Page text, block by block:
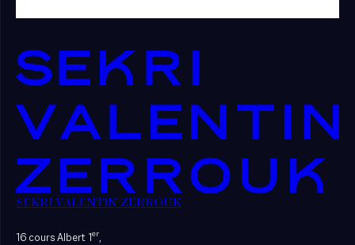
SEKRI VALENTIN ZERROUK
16 cours Albert 1er,